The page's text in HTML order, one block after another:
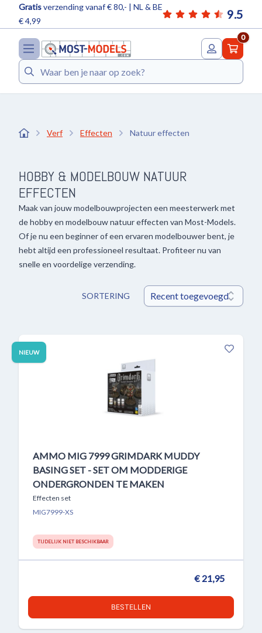
9.5
Gratisverzending vanaf € 80,- | NL & BE
€ 4,99
0
Zoeken
Verf Effecten Natuur effecten
HOBBY & MODELBOUW NATUUR
EFFECTEN
Maak van jouw modelbouwprojecten een meesterwerk met
de hobby en modelbouw natuur effecten van Most-Models.
Of je nu een beginner of een ervaren modelbouwer bent, je
hebt altijd een professioneel resultaat. Profiteer nu van
snelle en voordelige verzending.
SORTERING
NIEUW
AMMO MIG 7999 GRIMDARK MUDDY
BASING SET - SET OM MODDERIGE
ONDERGRONDEN TE MAKEN
Effecten set
MIG7999-XS
TIJDELIJK NIET BESCHIKBAAR
€ 21,95
BESTELLEN